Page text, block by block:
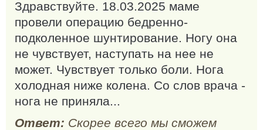
Здравствуйте. 18.03.2025 маме
провели операцию бедренно-
подколенное шунтирование. Ногу она
не чувствует, наступать на нее не
может. Чувствует только боли. Нога
холодная ниже колена. Со слов врача -
нога не приняла...
Ответ: Скорее всего мы сможем